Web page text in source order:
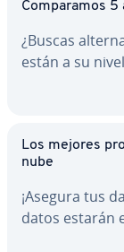
Co­m­pa­ra­mos 5
¿Buscas
están a su
Los mejores
nube
¡Asegura tus
datos estarán